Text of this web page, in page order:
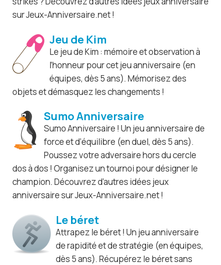
sur Jeux-Anniversaire.net !
Jeu de Kim
Le jeu de Kim : mémoire et observation à
l’honneur pour cet jeu anniversaire (en
équipes, dès 5 ans). Mémorisez des
objets et démasquez les changements !
Sumo Anniversaire
Sumo Anniversaire ! Un jeu anniversaire de
force et d’équilibre (en duel, dès 5 ans).
Poussez votre adversaire hors du cercle
dos à dos ! Organisez un tournoi pour désigner le
champion. Découvrez d’autres idées jeux
anniversaire sur Jeux-Anniversaire.net !
Le béret
Attrapez le béret ! Un jeu anniversaire
de rapidité et de stratégie (en équipes,
dès 5 ans). Récupérez le béret sans